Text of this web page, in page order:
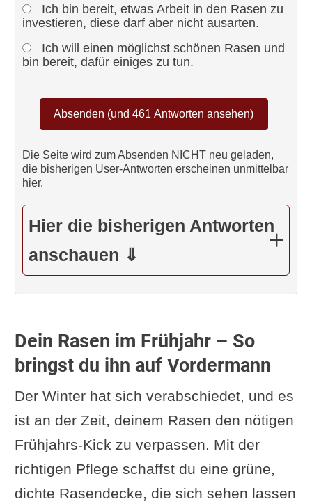
Ich bin bereit, etwas Arbeit in den Rasen zu
investieren, diese darf aber nicht ausarten.
Ich will einen möglichst schönen Rasen und
bin bereit, dafür einiges zu tun.
Die Seite wird zum Absenden NICHT neu geladen,
die bisherigen User-Antworten erscheinen unmittelbar
hier.
Hier die bisherigen Antworten
anschauen ⇓
Dein Rasen im Frühjahr – So
bringst du ihn auf Vordermann
Der Winter hat sich verabschiedet, und es
ist an der Zeit, deinem Rasen den nötigen
Frühjahrs-Kick zu verpassen. Mit der
richtigen Pflege schaffst du eine grüne,
dichte Rasendecke, die sich sehen lassen